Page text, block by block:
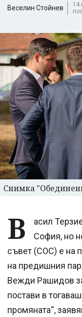
Веселин Стойнев
14
Снимка
В
асил
София, но
съвет (СОС) е на
на предишния
Вежди Рашидов
постави в
промяната“,